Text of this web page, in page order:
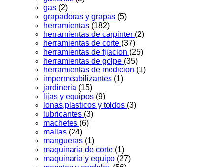
gas (2)
grapadoras y grapas (5)
herramientas (182)
herramientas de carpinter (2)
herramientas de corte (37)
herramientas de fijacion (25)
herramientas de golpe (35)
herramientas de medicion (1)
impermeabilizantes (1)
jardineria (15)
lijas y equipos (9)
lonas,plasticos y toldos (3)
lubricantes (3)
machetes (6)
mallas (24)
mangueras (1)
maquinaria de corte (1)
maquinaria y equipo (27)